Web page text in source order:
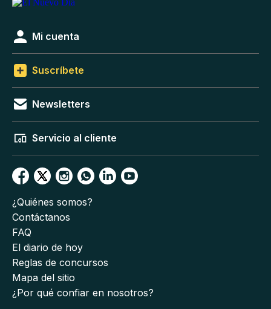
Mi cuenta
Suscríbete
Newsletters
Servicio al cliente
¿Quiénes somos?
Contáctanos
FAQ
El diario de hoy
Reglas de concursos
Mapa del sitio
¿Por qué confiar en nosotros?